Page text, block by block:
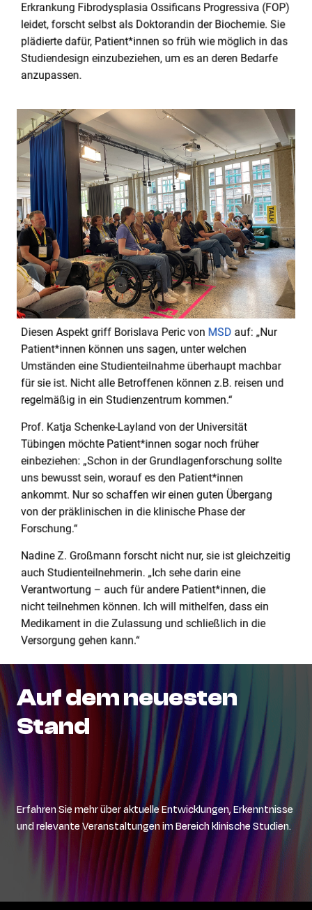
Erkrankung Fibrodysplasia Ossificans Progressiva (FOP)
leidet, forscht selbst als Doktorandin der Biochemie. Sie
plädiertedafür, Patient*innen so früh wie möglich in das
Studiendesign einzubeziehen, um es an deren Bedarfe
anzupassen.
Diesen Aspekt griff Borislava Peric von MSD auf: „Nur
Patient*innen können uns sagen, unter welchen
Umständen eine Studienteilnahme überhaupt machbar
für sie ist. Nicht alle Betroffenen können z.B. reisen und
regelmäßig in ein Studienzentrum kommen.“
Prof. Katja Schenke-Layland von der Universität
Tübingen möchte Patient*innen sogar noch früher
einbeziehen: „Schon in der Grundlagenforschung sollte
uns bewusst sein, worauf es den Patient*innen
ankommt. Nur so schaffen wir einen guten Übergang
von der präklinischen in die klinische Phase der
Forschung.“
Nadine Z. Großmann forscht nicht nur, sie ist gleichzeitig
auch Studienteilnehmerin. „Ich sehe darin eine
Verantwortung – auch für andere Patient*innen, die
nicht teilnehmen können. Ich will mithelfen, dass ein
Medikament in die Zulassung und schließlich in die
Versorgung gehen kann.“
Aufdemneuesten
Stand
Erfahren Sie mehr über aktuelle Entwicklungen, Erkenntnisse
und relevante Veranstaltungen im Bereich klinische Studien.